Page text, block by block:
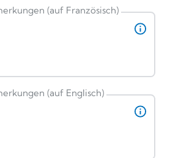
(auf Französisch)
(auf Englisch)